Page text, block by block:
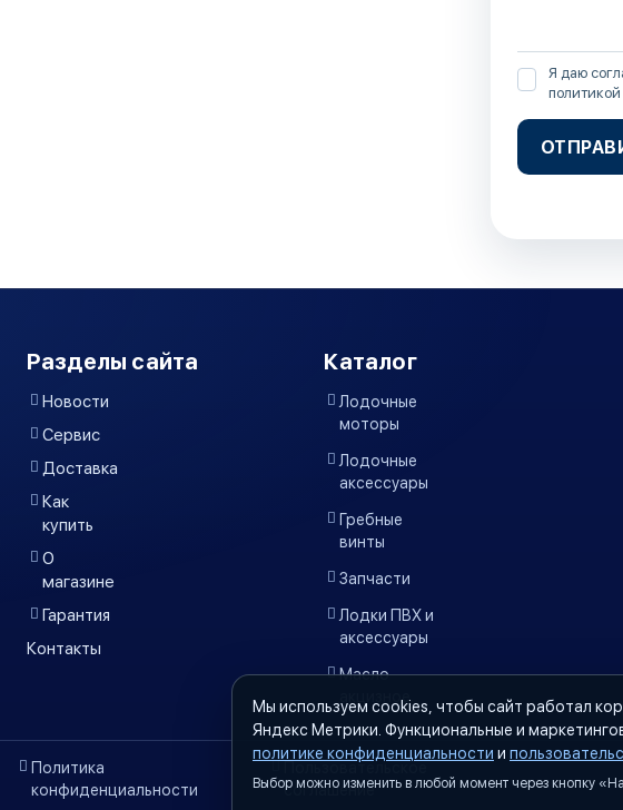
Я даю
Разделы сайта
Новости
Сервис
Доставка
Как
купить
О
магазине
Гарантия
Контакты
Каталог
Лодочные
моторы
Лодочные
аксессуары
Гребные
винты
Запчасти
Лодки ПВХ и
аксессуары
Масло
акцизное
Политика
конфиденциальности
Пользовательское
соглашение
Мы используем cookies, чтобы сайт работал
Яндекс Метрики. Функциональные и
политике конфиденциальности и
Выбор можно изменить в любой момент через кнопку